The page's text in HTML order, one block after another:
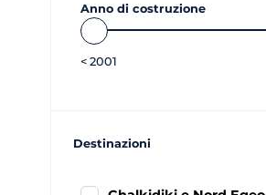
Anno di costruzione
< 2001
Destinazioni